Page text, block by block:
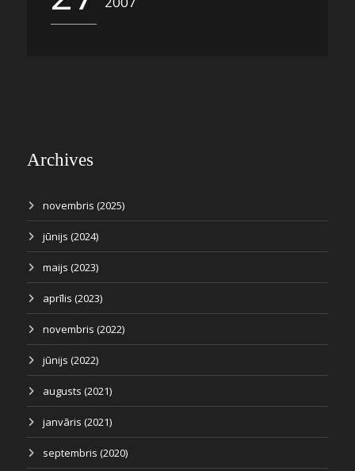
Archives
novembris (2025)
jūnijs (2024)
maijs (2023)
aprīlis (2023)
novembris (2022)
jūnijs (2022)
augusts (2021)
janvāris (2021)
septembris (2020)